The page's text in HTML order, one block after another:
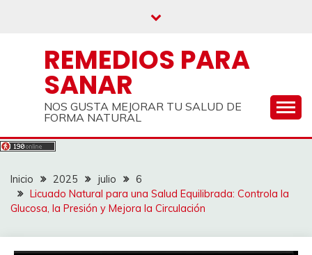
REMEDIOS PARA
SANAR
NOS GUSTA MEJORAR TU SALUD DE
FORMA NATURAL
Inicio 2025 julio
6
Licuado Natural para una Salud Equilibrada: Controla la
Glucosa, la Presión y Mejora la Circulación